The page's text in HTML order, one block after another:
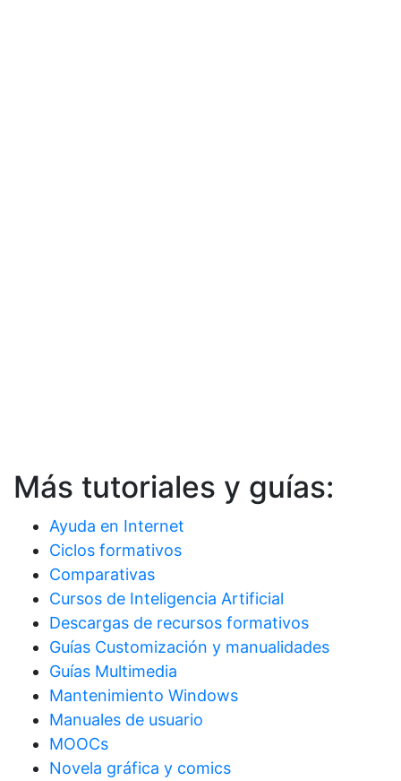
Más tutoriales y guías:
Ayuda en Internet
Ciclos formativos
Comparativas
Cursos de Inteligencia Artificial
Descargas de recursos formativos
Guías Customización y manualidades
Guías Multimedia
Mantenimiento Windows
Manuales de usuario
MOOCs
Novela gráfica y comics